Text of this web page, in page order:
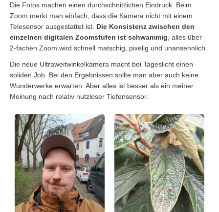
Die Fotos machen einen durchschnittlichen Eindruck. Beim
Zoom merkt man einfach, dass die Kamera nicht mit einem
Telesensor ausgestattet ist. Die Konsistenz zwischen den
einzelnen digitalen Zoomstufen ist schwammig , alles über
2-fachen Zoom wird schnell matschig, pixelig und unansehnlich.
Die neue Ultraweitwinkelkamera macht bei Tageslicht einen
soliden Job. Bei den Ergebnissen sollte man aber auch keine
Wunderwerke erwarten. Aber alles ist besser als ein meiner
Meinung nach relativ nutzloser Tiefensensor.